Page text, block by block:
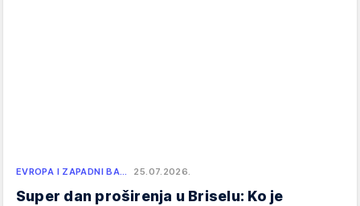
EVROPA I ZAPADNI BA… 25.07.2026.
Super dan proširenja u Briselu: Ko je